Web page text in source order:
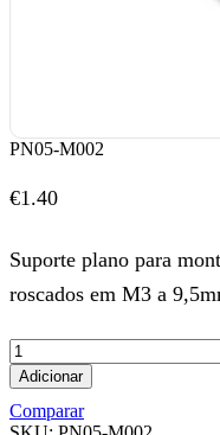
PN05-M002
€1.40
Suporte plano para
roscados em M3 a
Adicionar
Comparar